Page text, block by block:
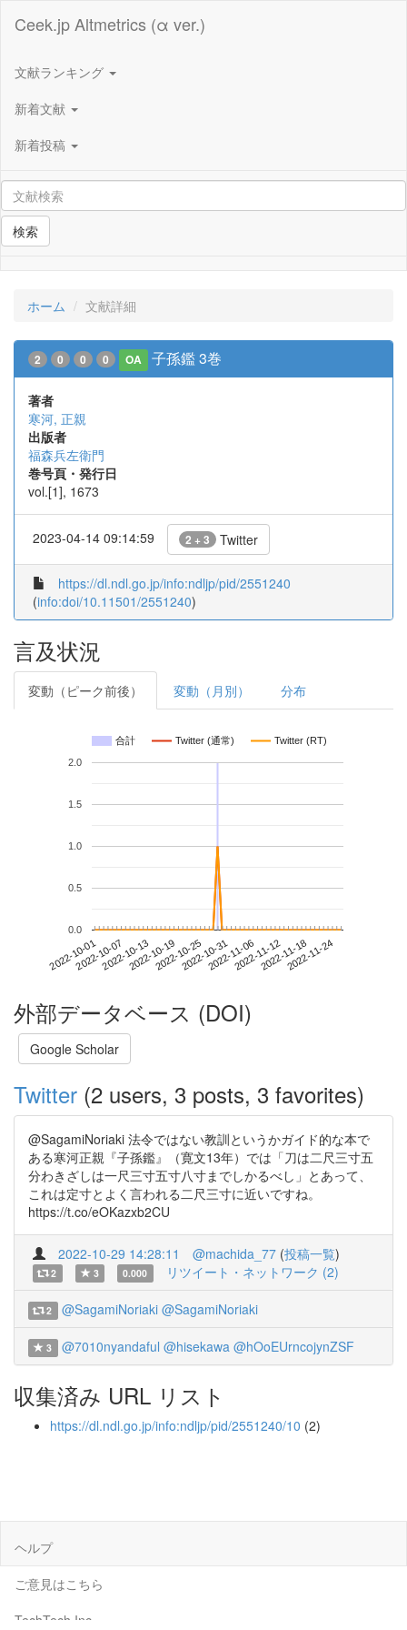
Ceek.jp Altmetrics (α ver.)
文献ランキング
新着文献
新着投稿
検索
ホーム 文献詳細
2 0 0 0 OA 子孫鑑 3巻
著者
寒河, 正親
出版者
福森兵左衛門
巻号頁・発行日
vol.[1], 1673
2023-04-14 09:14:59 2 + 3 Twitter
https://dl.ndl.go.jp/info:ndljp/pid/2551240
(info:doi/10.11501/2551240)
言及状況
変動（ピーク前後） 変動（月別） 分布
合計 Twitter (通常) Twitter (RT)
2022-10-012022-10-072022-10-132022-10-192022-10-252022-10-312022-11-062022-11-122022-11-182022-11-24
0.0
0.5
1.0
1.5
2.0
外部データベース (DOI)
Google Scholar
Twitter (2 users, 3 posts, 3 favorites)
@SagamiNoriaki 法令ではない教訓というかガイド的な本で
ある寒河正親『子孫鑑』（寛文13年）では「刀は二尺三寸五
分わきざしは一尺三寸五寸八寸までしかるべし」とあって、
これは定寸とよく言われる二尺三寸に近いですね。
https://t.co/eOKazxb2CU
2022-10-29 14:28:11 @machida_77 (投稿一覧)
2 3 0.000 リツイート・ネットワーク (2)
2 @SagamiNoriaki @SagamiNoriaki
3 @7010nyandaful @hisekawa @hOoEUrncojynZSF
収集済み URL リスト
https://dl.ndl.go.jp/info:ndljp/pid/2551240/10 (2)
ヘルプ
ご意見はこちら
TechTech Inc.